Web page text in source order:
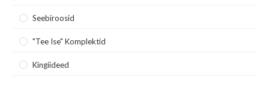
Seebiroosid
"Tee Ise" Komplektid
Kingiideed